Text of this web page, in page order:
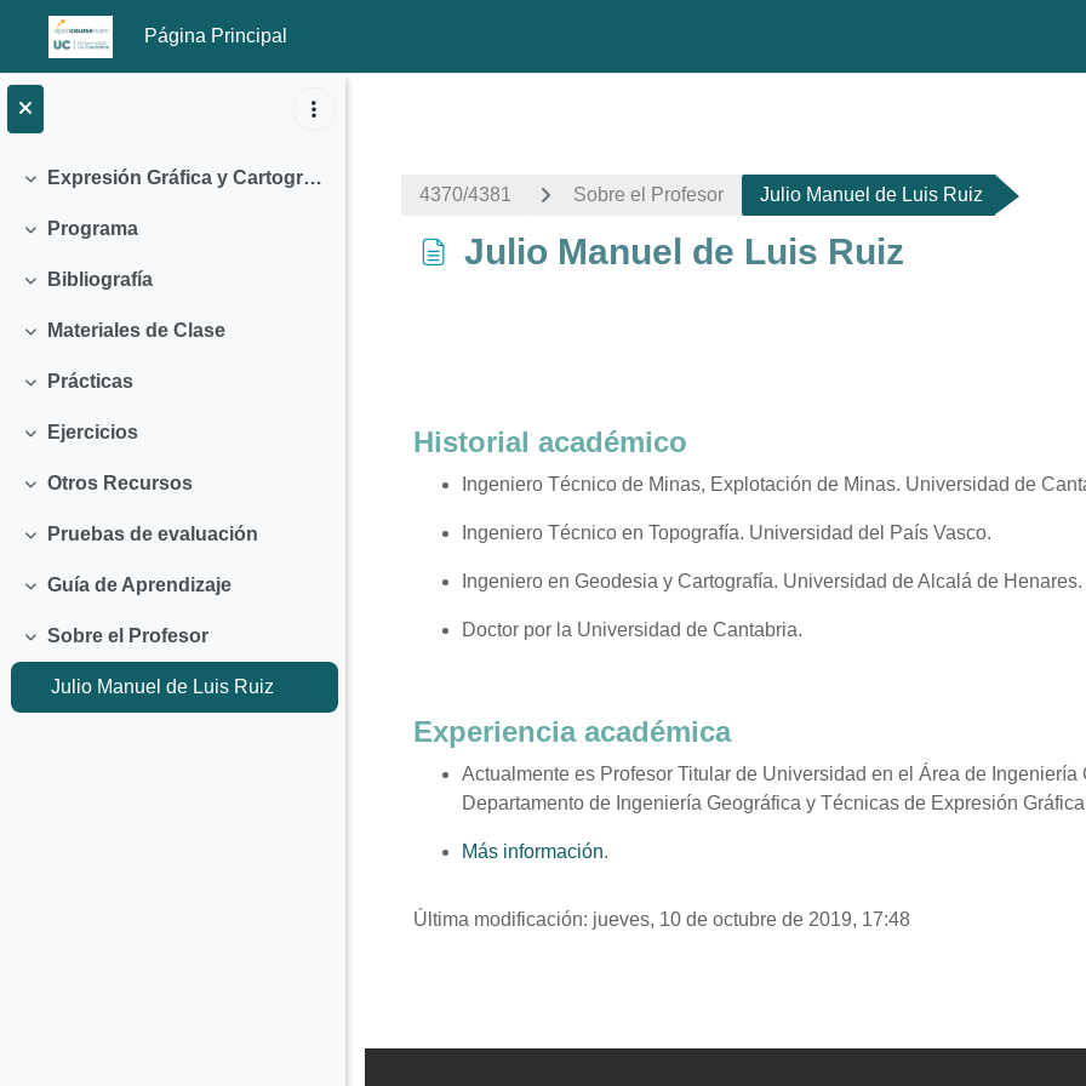
Salta al contenido principal
Página Principal
Colapsar
Expresión Gráfica y Cartografía (2007)
Colapsar
Programa
Colapsar
Bibliografía
Colapsar
Materiales de Clase
Colapsar
Prácticas
Colapsar
Ejercicios
Colapsar
Otros Recursos
Colapsar
Pruebas de evaluación
Colapsar
Guía de Aprendizaje
Colapsar
Sobre el Profesor
Julio Manuel de Luis Ruiz
4370/4381 Sobre el Profesor Julio Manuel de Luis Ruiz
Julio Manuel de Luis Ruiz
Historial académico
Ingeniero Técnico de Minas, Explotación de Minas. Universidad de
Ingeniero Técnico en Topografía. Universidad del País Vasco.
Ingeniero en Geodesia y Cartografía. Universidad de Alcalá de Henares.
Doctor por la Universidad de Cantabria.
Experiencia académica
Actualmente es Profesor Titular de Universidad en el Área de
Departamento de Ingeniería Geográfica y Técnicas de Expresión
Más información.
Última modificación: jueves, 10 de octubre de 2019, 17:48